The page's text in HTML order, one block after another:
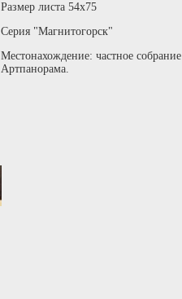
Размер листа 54х75
Серия "Магнитогорск"
Местонахождение: частное собрание
Артпанорама.